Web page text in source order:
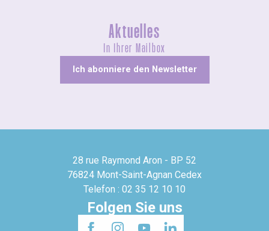
Aktuelles
In Ihrer Mailbox
Ich abonniere den Newsletter
28 rue Raymond Aron - BP 52
76824 Mont-Saint-Agnan Cedex
Telefon : 02 35 12 10 10
Folgen Sie uns